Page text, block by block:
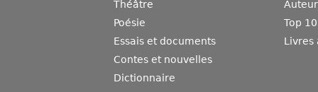
Théâtre
Poésie
Essais et documents
Contes et nouvelles
Dictionnaire
Top
Livres